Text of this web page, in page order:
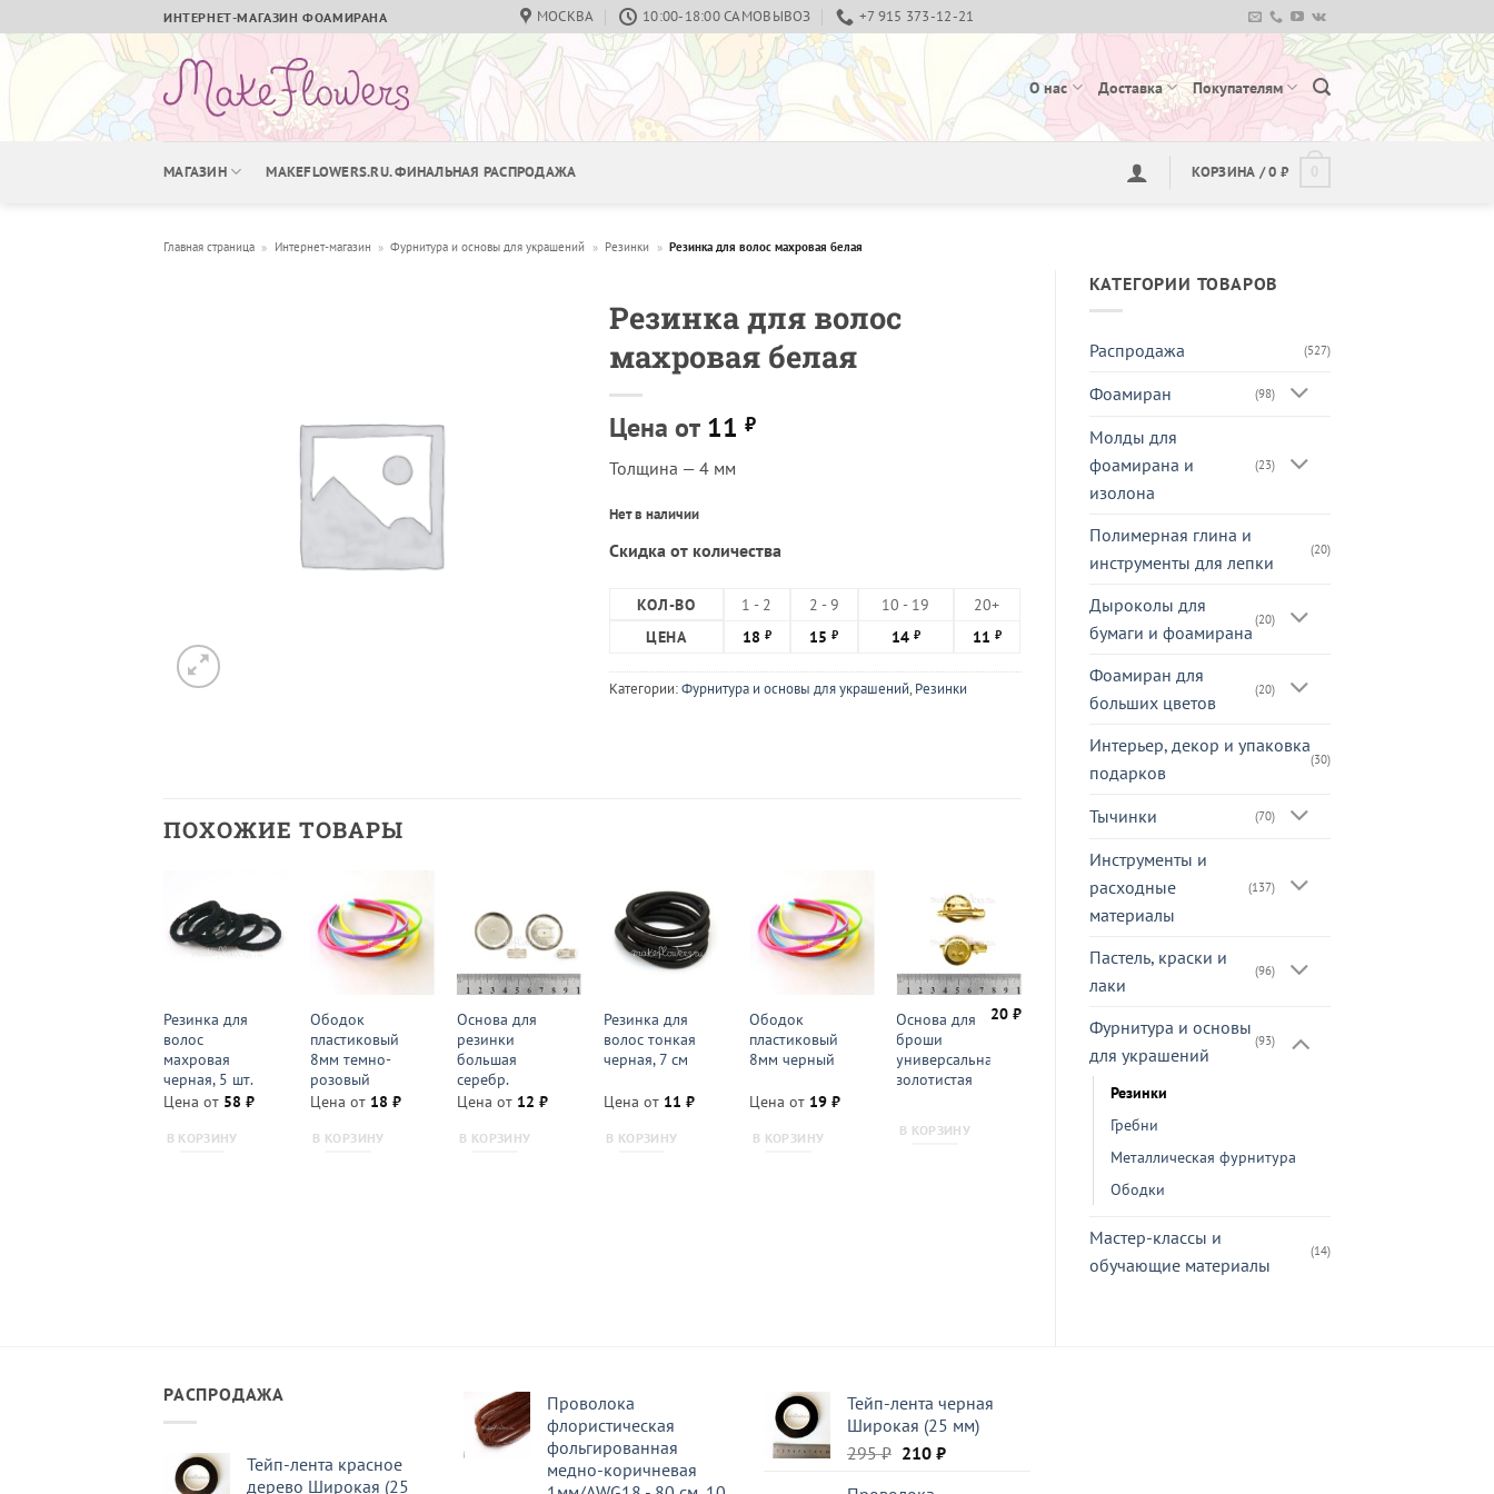
to
content
ИНТЕРНЕТ-МАГАЗИН ФОАМИРАНА МОСКВА 10:00-18:00 САМОВЫВОЗ +7 915 373-12-21
О нас Доставка Покупателям
МАГАЗИН MAKEFLOWERS.RU. ФИНАЛЬНАЯ РАСПРОДАЖА КОРЗИНА /0 ₽
Главная страница » Интернет-магазин » Фурнитура и основы для украшений » Резинки » Резинка для волос махровая белая
КАТЕГОРИИ ТОВАРОВ
Распродажа (527)
Фоамиран (98)
Молды для
фоамирана и
изолона
(23)
Полимерная глина и
инструменты для лепки
(20)
Дыроколы для
бумаги и фоамирана
(20)
Фоамиран для
больших цветов
(20)
Интерьер, декор и упаковка
подарков
(30)
Тычинки (70)
Инструменты и
расходные
материалы
(137)
Пастель, краски и
лаки
(96)
Фурнитура и основы
для украшений
(93)
Резинки
Гребни
Металлическая фурнитура
Ободки
Мастер-классы и
обучающие материалы
(14)
Резинка для волос
махровая белая
Цена от 11 ₽
Толщина — 4 мм
Нет в наличии
Скидка от количества
КОЛ-ВО 1 - 2 2 - 9 10 - 19
20+
ЦЕНА
18 ₽ 15₽ 14 ₽ 11 ₽
Категории:Фурнитура и основы для украшений, Резинки
ПОХОЖИЕ ТОВАРЫ
Резинка для
волос
махровая
черная, 5 шт.
Цена от 58 ₽
В КОРЗИНУ
Ободок
пластиковый
8мм темно-
розовый
Цена от 18 ₽
В КОРЗИНУ
Основа для
резинки
большая
серебр.
Цена от 12 ₽
В КОРЗИНУ
Резинка для
волос тонкая
черная, 7 см
Цена от 11 ₽
В КОРЗИНУ
Ободок
пластиковый
8мм черный
Цена от 19₽
В КОРЗИНУ
Основа для
броши
универсальная
золотистая
20 ₽
В КОРЗИНУ
Гребень
пластиковый
сиреневый, 7см
13₽
В КОРЗИНУ
РАСПРОДАЖА
Тейп-лента красное
дерево Широкая (25
Проволока
флористическая
фольгированная
медно-коричневая
Тейп-лента черная
Широкая (25 мм)
295₽ Первоначальная
210 ₽Текущая